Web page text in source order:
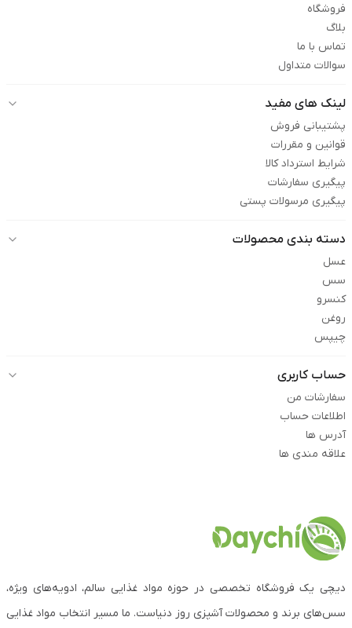
فروشگاه
بلاگ
تماس با ما
سوالات متداول
لینک های مفید
پشتیبانی فروش
قوانین و مقررات
شرایط استرداد کالا
پیگیری سفارشات
پیگیری مرسولات پستی
دسته بندی محصولات
عسل
سس
کنسرو
روغن
چیپس
حساب کاربری
سفارشات من
اطلاعات حساب
آدرس ها
علاقه مندی ها
دیچی یک فروشگاه تخصصی در حوزه مواد غذایی سالم، ادویه‌های ویژه،
سس‌های برند و محصولات آشپزی روز دنیاست. ما مسیر انتخاب مواد غذایی